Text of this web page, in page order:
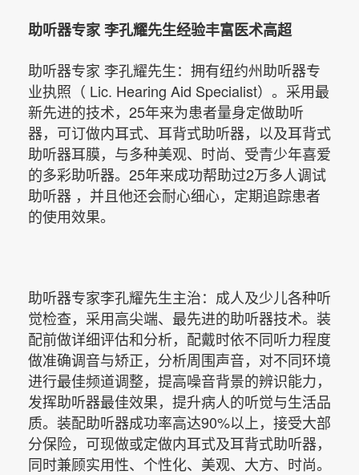
助听器专家 李孔耀先生经验丰富医术高超
助听器专家 李孔耀先生：拥有纽约州助听器专
业执照（ Lic. Hearing Aid Specialist）。采用最
新先进的技术，25年来为患者量身定做助听
器，可订做内耳式、耳背式助听器，以及耳背式
助听器耳膜，与多种美观、时尚、受青少年喜爱
的多彩助听器。25年来成功帮助过2万多人调试
助听器 ，并且他还会耐心细心，定期追踪患者
的使用效果。
助听器专家李孔耀先生主治：成人及少儿各种听
觉检查，采用高尖端、最先进的助听器技术。装
配前做详细评估和分析，配戴时依不同听力程度
做准确调音与矫正，分析周围声音，对不同环境
进行最佳频道调整，提高噪音背景的辨识能力，
发挥助听器最佳效果，提升病人的听觉与生活品
质。装配助听器成功率高达90%以上，接受大部
分保险，可现做或定做内耳式及耳背式助听器，
同时兼顾实用性、个性化、美观、大方、时尚。